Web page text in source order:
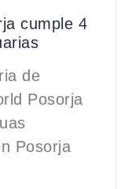
cumple 4
de
Posorja
Posorja